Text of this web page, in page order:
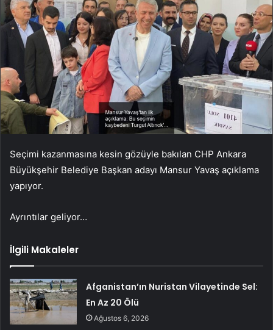
Seçimi kazanmasına kesin gözüyle bakılan CHP Ankara
Büyükşehir Belediye Başkan adayı Mansur Yavaş açıklama
yapıyor.
Ayrıntılar geliyor…
İlgili Makaleler
Afganistan’ın Nuristan Vilayetinde Sel:
En Az 20 Ölü
Ağustos 6, 2026